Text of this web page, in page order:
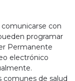
con
programar
Permanente
electrónico
de salud